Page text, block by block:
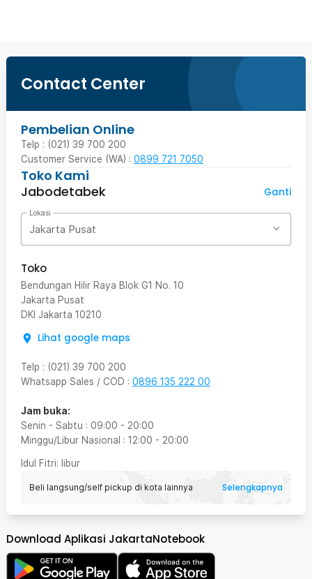
Contact Center
Pembelian Online
Telp : (021) 39 700 200
Customer Service (WA) : 0899 721 7050
Toko Kami
Jabodetabek
Ganti
Lokasi
Jakarta Pusat
Toko
Bendungan Hilir Raya Blok G1 No. 10
Jakarta Pusat
DKI Jakarta 10210
Lihat google maps
Telp : (021) 39 700 200
Whatsapp Sales / COD : 0896 135 222 00
Jam buka:
Senin - Sabtu : 09:00 - 20:00
Minggu/Libur Nasional : 12:00 - 20:00
Idul Fitri: libur
Beli langsung/self pickup di kota lainnya Selengkapnya
Download Aplikasi JakartaNotebook